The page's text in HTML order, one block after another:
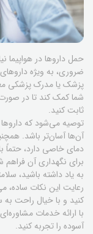
حمل داروها در
ضروری، به ویژه
پزشک یا مدرک پزشکی
شما کمک کند تا در صورت
ثابت کنید.
توصیه می‌شود که
آن‌ها آسان‌تر باشد.
دمای خاصی دارد، حتماً
برای نگهداری آن فراهم
به یاد داشته باشید،
رعایت این نکات ساده،
کنید و با خیال راحت
با ارائه خدمات
آسوده را تجربه کنید.